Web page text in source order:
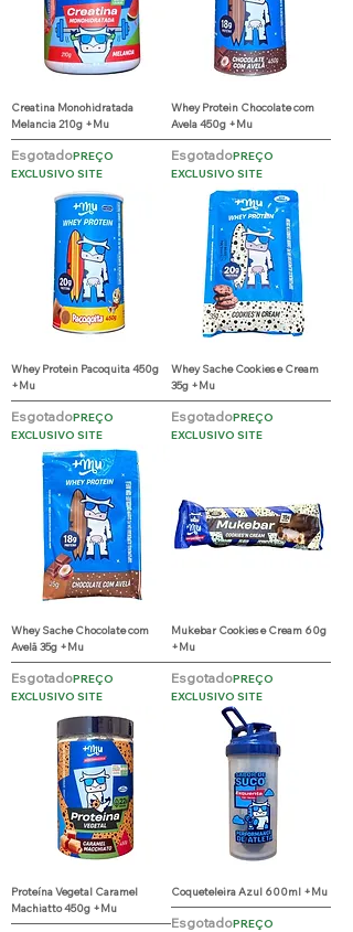
Creatina Monohidratada
Melancia 210g +Mu
EsgotadoPREÇO
EXCLUSIVO SITE
Whey Protein Chocolate com
Avela 450g +Mu
EsgotadoPREÇO
EXCLUSIVO SITE
Whey Protein Pacoquita 450g
+Mu
EsgotadoPREÇO
EXCLUSIVO SITE
Whey Sache Cookies e Cream
35g +Mu
EsgotadoPREÇO
EXCLUSIVO SITE
Whey Sache Chocolate com
Avelã 35g +Mu
EsgotadoPREÇO
EXCLUSIVO SITE
Mukebar Cookies e Cream 60g
+Mu
EsgotadoPREÇO
EXCLUSIVO SITE
Proteína Vegetal Caramel
Machiatto 450g +Mu
Coqueteleira Azul 600ml +Mu
EsgotadoPREÇO